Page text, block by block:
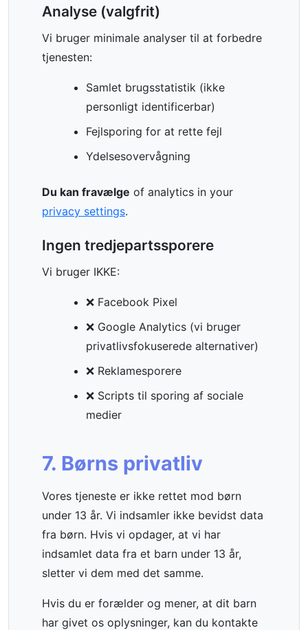
Analyse (valgfrit)
Vi bruger minimale analyser til at forbedre
tjenesten:
Samlet brugsstatistik (ikke
personligt identificerbar)
Fejlsporing for at rette fejl
Ydelsesovervågning
Du kan fravælge of analytics in your
privacy settings.
Ingen tredjepartssporere
Vi bruger IKKE:
❌ Facebook Pixel
❌ Google Analytics (vi bruger
privatlivsfokuserede alternativer)
❌ Reklamesporere
❌ Scripts til sporing af sociale
medier
7. Børns privatliv
Vores tjeneste er ikke rettet mod børn
under 13 år. Vi indsamler ikke bevidst data
fra børn. Hvis vi opdager, at vi har
indsamlet data fra et barn under 13 år,
sletter vi dem med det samme.
Hvis du er forælder og mener, at dit barn
har givet os oplysninger, kan du kontakte